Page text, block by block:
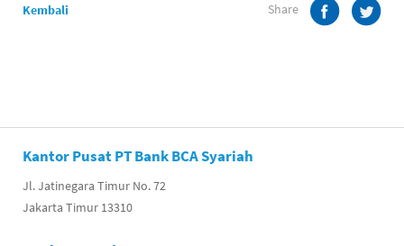
Kembali Share
Kantor Pusat PT Bank BCA Syariah
Jl. Jatinegara Timur No. 72
Jakarta Timur 13310